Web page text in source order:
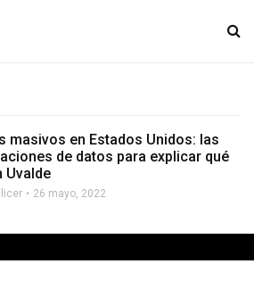
masivos en Estados Unidos: las
de datos para explicar qué
Uvalde
26 mayo, 2022